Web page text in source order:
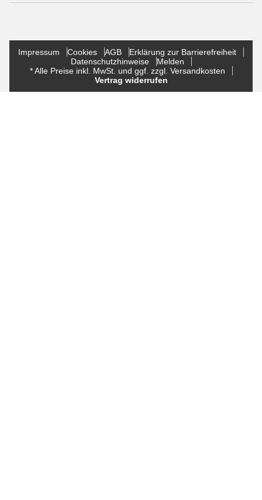
Impressum Cookies AGB
Erklärung zur Barrierefreiheit
Datenschutzhinweise
Melden
* Alle Preise inkl. MwSt. und ggf. zzgl. Versandkosten
Vertrag widerrufen